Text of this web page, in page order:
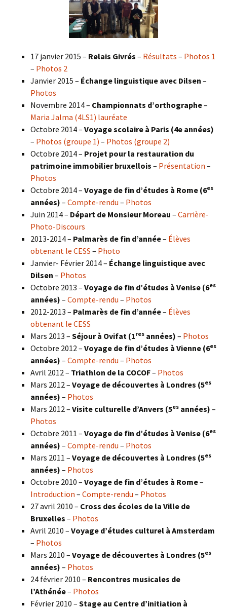
17 janvier 2015 – Relais Givrés – Résultats – Photos 1
– Photos 2
Janvier 2015 – Échange linguistique avec Dilsen –
Photos
Novembre 2014 – Championnats d’orthographe–
Maria Jalma (4LS1) lauréate
Octobre 2014 – Voyage scolaire à Paris (4e années)
– Photos (groupe 1) – Photos (groupe 2)
Octobre 2014 – Projet pour la restauration du
patrimoine immobilier bruxellois – Présentation –
Photos
Octobre 2014 – Voyage de fin d’études à Rome (6es
années) – Compte-rendu – Photos
Juin 2014 – Départ de Monsieur Moreau – Carrière-
Photo-Discours
2013-2014 – Palmarès de fin d’année– Élèves
obtenant le CESS – Photo
Janvier- Février 2014 – Échange linguistique avec
Dilsen – Photos
Octobre 2013 – Voyage de fin d’études à Venise (6es
années) – Compte-rendu – Photos
2012-2013 – Palmarès de fin d’année– Élèves
obtenant le CESS
Mars 2013 – Séjour à Ovifat (1res années) – Photos
Octobre 2012 – Voyage de fin d’études à Vienne (6es
années) – Compte-rendu – Photos
Avril 2012 – Triathlon de la COCOF– Photos
Mars 2012 – Voyage de découvertes à Londres (5es
années) – Photos
Mars 2012 – Visite culturelle d’Anvers (5es années) –
Photos
Octobre 2011 – Voyage de fin d’études à Venise (6es
années) – Compte-rendu – Photos
Mars 2011 – Voyage de découvertes à Londres (5es
années) – Photos
Octobre 2010 – Voyage de fin d’études à Rome–
Introduction – Compte-rendu – Photos
27 avril 2010 – Cross des écoles de la Ville de
Bruxelles – Photos
Avril 2010 – Voyage d’études culturel à Amsterdam
– Photos
Mars 2010 – Voyage de découvertes à Londres (5es
années) – Photos
24 février 2010 – Rencontres musicales de
l’Athénée– Photos
Février 2010 – Stage au Centre d’initiation à